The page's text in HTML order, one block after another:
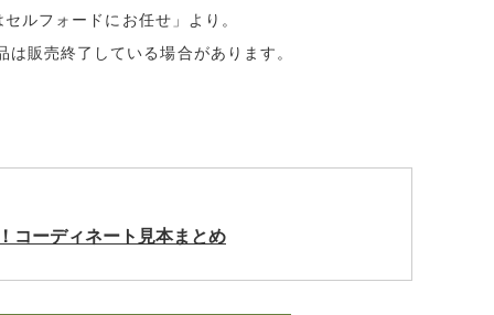
ルフォードにお任せ」より。
販売終了している場合があります。
コーディネート見本まとめ